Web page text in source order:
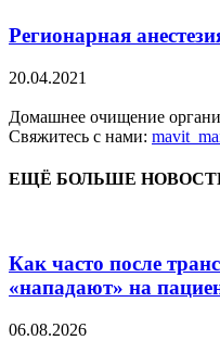
Регионарная
20.04.2021
Домашнее очищение
Свяжитесь с нами:
ЕЩЁ БОЛЬШЕ
Как часто после
«нападают» на
06.08.2026